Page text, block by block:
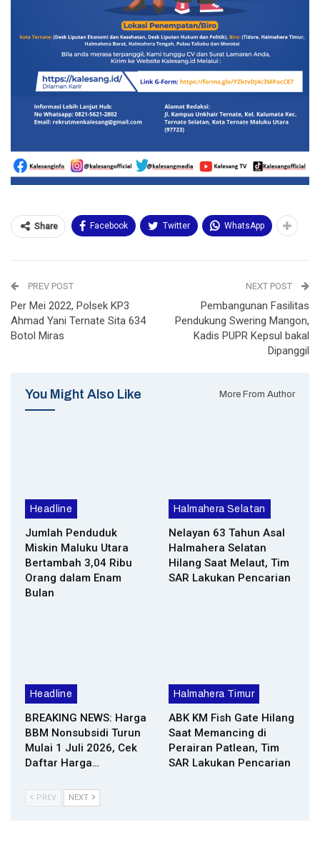
Share Facebook Twitter WhatsApp
PREV POST
Per Mei 2022, Polsek KP3
Ahmad Yani Ternate Sita 634
Botol Miras
NEXT POST
Pembangunan Fasilitas
Pendukung Swering Mangon,
Kadis PUPR Kepsul bakal
Dipanggil
You Might Also Like More From Author
Headline
Jumlah Penduduk
Miskin Maluku Utara
Bertambah 3,04 Ribu
Orang dalam Enam
Bulan
Halmahera Selatan
Nelayan 63 Tahun Asal
Halmahera Selatan
Hilang Saat Melaut, Tim
SAR Lakukan Pencarian
Headline
BREAKING NEWS: Harga
BBM Nonsubsidi Turun
Mulai 1 Juli 2026, Cek
Daftar Harga…
Halmahera Timur
ABK KM Fish Gate Hilang
Saat Memancing di
Perairan Patlean, Tim
SAR Lakukan Pencarian
PREV NEXT